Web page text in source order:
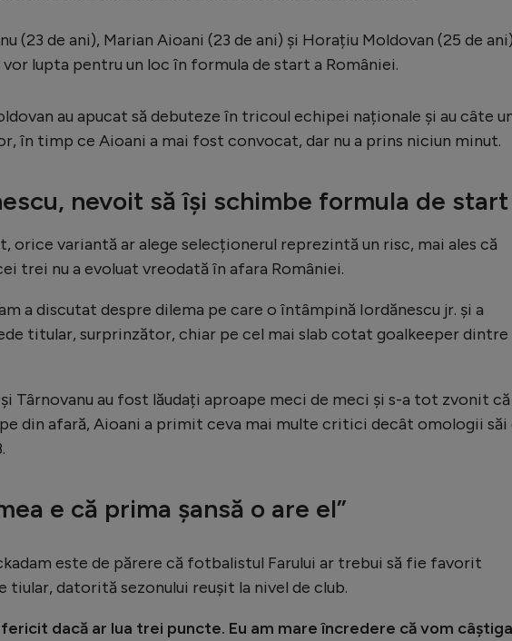
(23 de ani), Marian Aioani (23 de ani) și Horațiu Moldovan (25 de ani)
lupta pentru un loc în formula de start a României.
au apucat să debuteze în tricoul echipei naționale și au câte
în timp ce Aioani a mai fost convocat, dar nu a prins niciun minut.
nevoit să își schimbe formula de start
orice variantă ar alege selecționerul reprezintă un risc, mai ales că
trei nu a evoluat vreodată în afara României.
a discutat despre dilema pe care o întâmpină Iordănescu jr. și a
titular, surprinzător, chiar pe cel mai slab cotat goalkeeper dintre
Târnovanu au fost lăudați aproape meci de meci și s-a tot zvonit
din afară, Aioani a primit ceva mai multe critici decât omologii săi
e că prima șansă o are el”
este de părere că fotbalistul Farului ar trebui să fie favorit
tiular, datorită sezonului reușit la nivel de club.
dacă ar lua trei puncte. Eu am mare încredere că vom